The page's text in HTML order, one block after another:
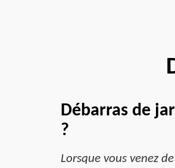
Débarras de
?
Lorsque vous venez